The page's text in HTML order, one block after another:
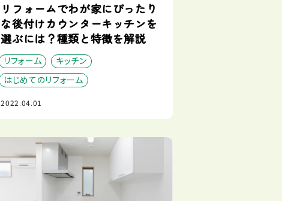
リフォームでわが家にぴったり
な後付けカウンターキッチンを
選ぶには？種類と特徴を解説
リフォーム
キッチン
はじめてのリフォーム
2022.04.01